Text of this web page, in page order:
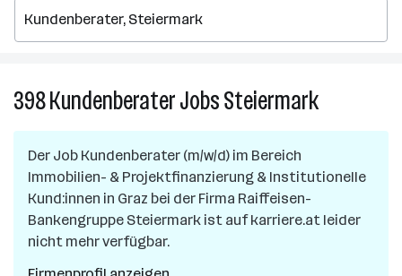
398KundenberaterJobsSteiermark398
Steiermark
Der Job Kundenberater (m/w/d) im Bereich
Immobilien- & Projektfinanzierung & Institutionelle
Kund:innen in Graz bei der Firma Raiffeisen-
Bankengruppe Steiermark ist auf karriere.at leider
nicht mehr verfügbar.